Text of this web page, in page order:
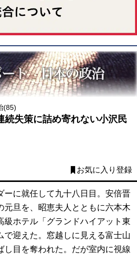
(85)
続失策に詰め寄れない小沢民
お気に入り登録
に就任して九十八日目。安倍晋
元旦を、昭恵夫人とともに六本木
級ホテル「グランドハイアット東
で迎えた。窓越しに見える富士山
し目を奪われた。だが室内に視線